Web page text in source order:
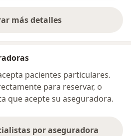
más detalles
sobre la dirección
pacientes particulares.
para reservar, o
que acepte su aseguradora.
por aseguradora